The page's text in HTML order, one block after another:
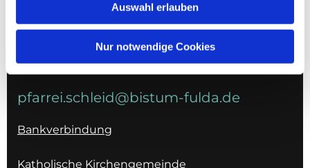
Auswahl erlauben
Nur notwendige Cookies
036967 596795
E-MAIL
pfarrei.schleid@bistum-fulda.de
Bankverbindung
Katholische Kirchengemeinde